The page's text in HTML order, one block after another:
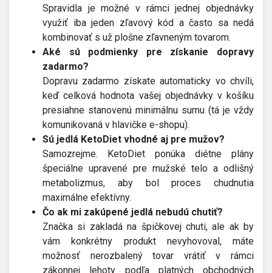
Spravidla je možné v rámci jednej objednávky
využiť iba jeden zľavový kód a často sa nedá
kombinovať s už plošne zľavneným tovarom.
Aké sú podmienky pre získanie dopravy
zadarmo?
Dopravu zadarmo získate automaticky vo chvíli,
keď celková hodnota vašej objednávky v košíku
presiahne stanovenú minimálnu sumu (tá je vždy
komunikovaná v hlavičke e-shopu).
Sú jedlá KetoDiet vhodné aj pre mužov?
Samozrejme. KetoDiet ponúka diétne plány
špeciálne upravené pre mužské telo a odlišný
metabolizmus, aby bol proces chudnutia
maximálne efektívny.
Čo ak mi zakúpené jedlá nebudú chutiť?
Značka si zakladá na špičkovej chuti, ale ak by
vám konkrétny produkt nevyhovoval, máte
možnosť nerozbalený tovar vrátiť v rámci
zákonnej lehoty podľa platných obchodných